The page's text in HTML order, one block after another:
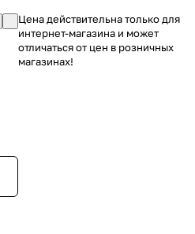
Цена действительна только для
интернет-магазина и может
отличаться от цен в розничных
магазинах!